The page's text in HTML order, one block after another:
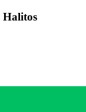
Halitos